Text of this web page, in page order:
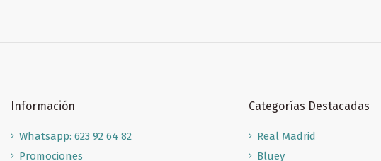
Información
Whatsapp: 623 92 64 82
Promociones
Categorías Destacadas
Real Madrid
Bluey